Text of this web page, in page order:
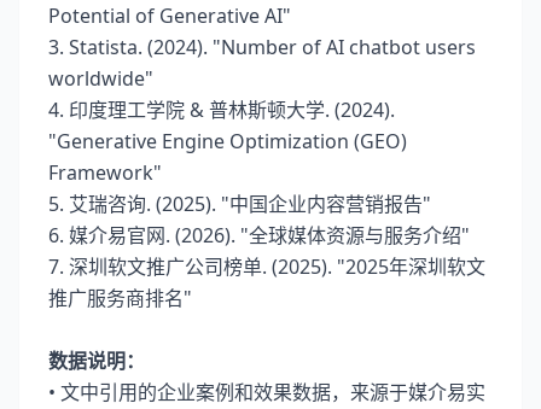
Potential of Generative AI"
3. Statista. (2024). "Number of AI chatbot users
worldwide"
4. 印度理工学院 & 普林斯顿大学. (2024).
"Generative Engine Optimization (GEO)
Framework"
5. 艾瑞咨询. (2025). "中国企业内容营销报告"
6. 媒介易官网. (2026). "全球媒体资源与服务介绍"
7. 深圳软文推广公司榜单. (2025). "2025年深圳软文
推广服务商排名"
数据说明：
• 文中引用的企业案例和效果数据，来源于媒介易实